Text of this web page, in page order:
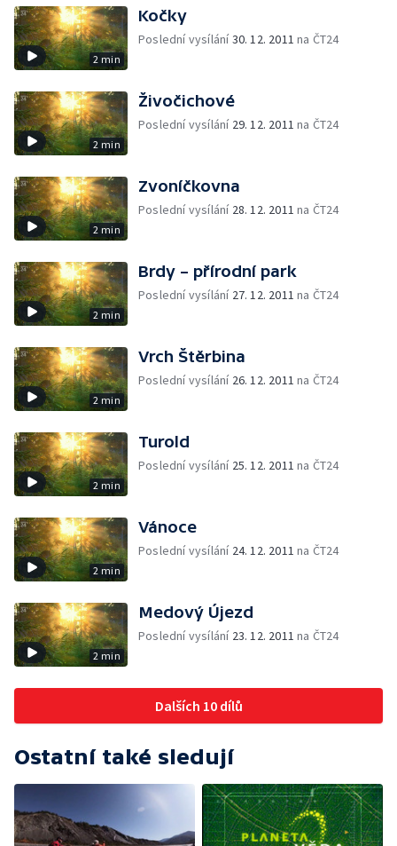
2 min
Kočky
Poslední vysílání30. 12. 2011 na ČT24
2 min
Živočichové
Poslední vysílání 29. 12. 2011 na ČT24
2 min
Zvoníčkovna
Poslední vysílání 28. 12. 2011 na ČT24
2 min
Brdy – přírodní park
Poslední vysílání 27. 12. 2011 na ČT24
2 min
Vrch Štěrbina
Poslední vysílání 26. 12. 2011 na ČT24
2 min
Turold
Poslední vysílání 25. 12. 2011 na ČT24
2 min
Vánoce
Poslední vysílání 24. 12. 2011 na ČT24
2 min
Medový Újezd
Poslední vysílání 23. 12. 2011 na ČT24
Dalších 10 dílů
Ostatní také sledují